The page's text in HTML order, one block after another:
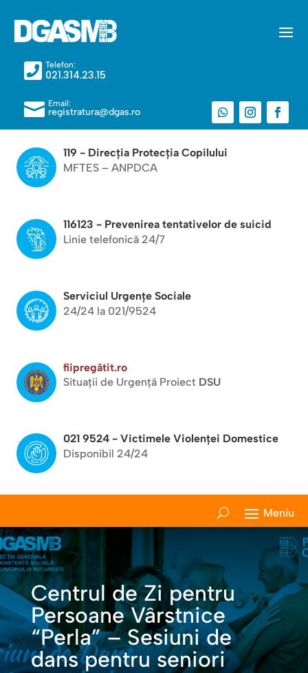
 Telefon:
021.314.23.15
 Email:
registratura@dgas.ro
119 - Direcția Protecția Copilului
MFTES – ANPDCA
116123 - Prevenirea tentativelor de suicid
Linie telefonică 24/7
Serviciul Urgențe Sociale
24/24 la 021/9524
fiipregătit.ro
Situații de Urgență Proiect DSU
021 9524 - Victimele Violenței Domestice
Disponibil 24/24
Centrul de Zi pentru
Persoane Vârstnice
“Perla” – Sesiuni de
dans pentru seniori